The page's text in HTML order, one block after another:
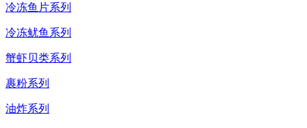
冷冻鱼片系列
冷冻鱿鱼系列
蟹虾贝类系列
裹粉系列
油炸系列